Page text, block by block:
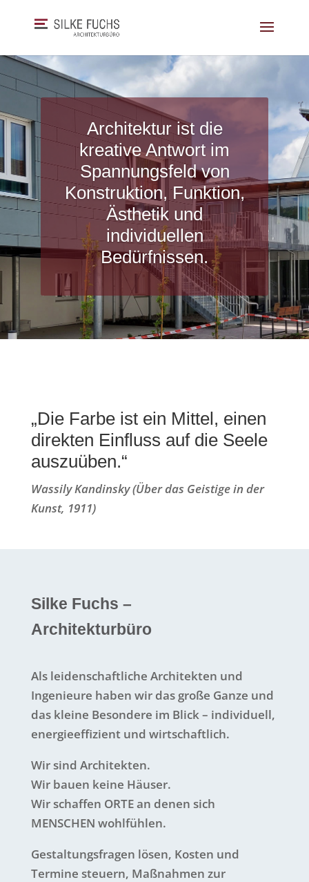
Architektur ist die
kreative Antwort im
Spannungsfeld von
Konstruktion, Funktion,
Ästhetik und
individuellen
Bedürfnissen.
„Die Farbe ist ein Mittel, einen
direkten Einfluss auf die Seele
auszuüben.“
Wassily Kandinsky (Über das Geistige in der
Kunst, 1911)
Silke Fuchs –
Architekturbüro
Als leidenschaftliche Architekten und
Ingenieure haben wir das große Ganze und
das kleine Besondere im Blick – individuell,
energieeffizient und wirtschaftlich.
Wir sind Architekten.
Wir bauen keine Häuser.
Wir schaffen ORTE an denen sich
MENSCHEN wohlfühlen.
Gestaltungsfragen lösen, Kosten und
Termine steuern, Maßnahmen zur